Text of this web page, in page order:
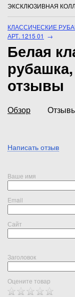
ЭКСКЛЮЗИВНАЯ
КЛАССИЧЕСКИЕ
АРТ. 1215 01 →
Белая
рубашка,
отзывы
Обзор
Написать отзыв
Ваше имя
Email
Сайт
Заголовок
Оцените товар